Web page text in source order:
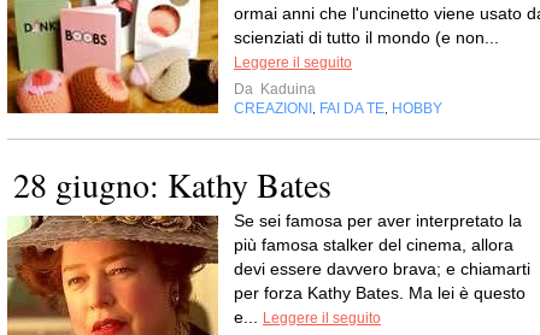
ormai anni che l'uncinetto viene usato
scienziati di tutto il mondo (e non...
Leggere il seguito
Da Kaduina
CREAZIONI
FAI DA TE HOBBY
28 giugno: Kathy Bates
Se sei famosa per aver interpretato la
più famosa stalker del cinema, allora
devi essere davvero brava; e chiamarti
per forza Kathy Bates. Ma lei è questo
e...
Leggere il seguito